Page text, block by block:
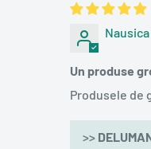
Un produse
Produsele de
>>